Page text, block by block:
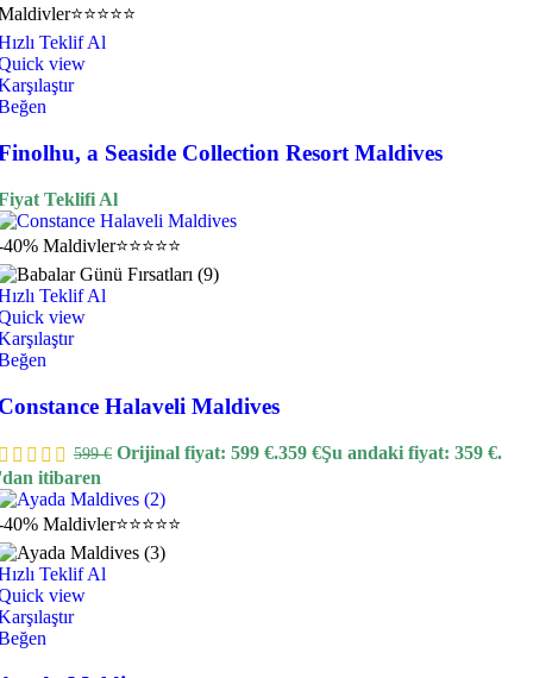
⭐⭐⭐⭐⭐
Teklif Al
view
a Seaside Collection Resort Maldives
Teklifi Al
40% Maldivler⭐⭐⭐⭐⭐
Teklif Al
view
Halaveli Maldives
599€ Orijinal fiyat: 599 €.359 €Şu andaki fiyat: 359 €.
itibaren
40% Maldivler⭐⭐⭐⭐⭐
Teklif Al
view